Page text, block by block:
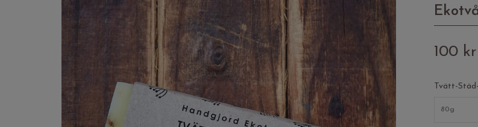
100 kr
Tvätt-
80g